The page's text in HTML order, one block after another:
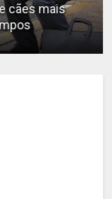
mais